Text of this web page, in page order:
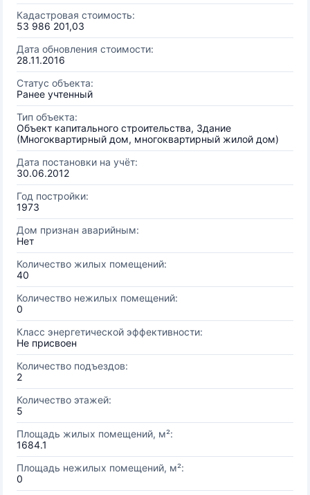
Кадастровая стоимость:
53 986 201,03
Дата обновления стоимости:
28.11.2016
Статус объекта:
Ранее учтенный
Тип объекта:
Объект капитального строительства, Здание
(Многоквартирный дом, многоквартирный жилой дом)
Дата постановки на учёт:
30.06.2012
Год постройки:
1973
Дом признан аварийным:
Нет
Количество жилых помещений:
40
Количество нежилых помещений:
0
Класс энергетической эффективности:
Не присвоен
Количество подъездов:
2
Количество этажей:
5
Площадь жилых помещений, м²:
1684.1
Площадь нежилых помещений, м²:
0